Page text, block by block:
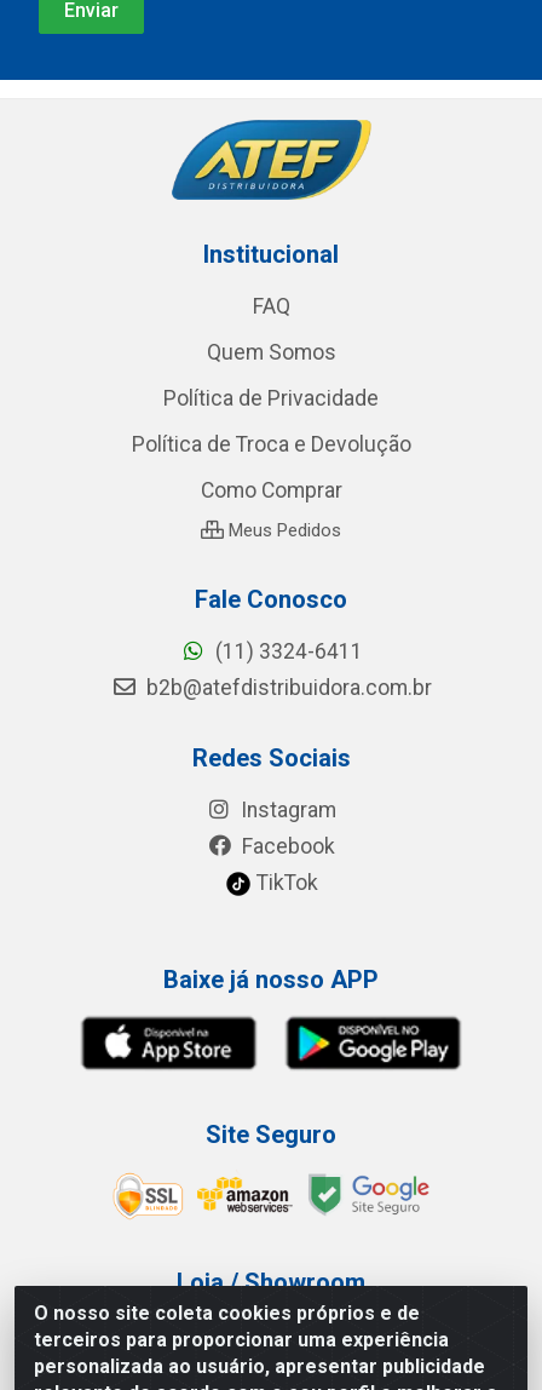
O nosso site coleta cookies próprios e de
terceiros para proporcionar uma experiência
personalizada ao usuário, apresentar publicidade
Institucional
FAQ
Quem Somos
Política de Privacidade
Política de Troca e Devolução
Como Comprar
Meus Pedidos
Fale Conosco
(11) 3324-6411
b2b@atefdistribuidora.com.br
Redes Sociais
Instagram
Facebook
TikTok
Baixe já nosso APP
Site Seguro
Loja / Showroom
Tel.: (11) 3227-0546
Av Vautier, 587/597 - Pari - São Paulo/SP